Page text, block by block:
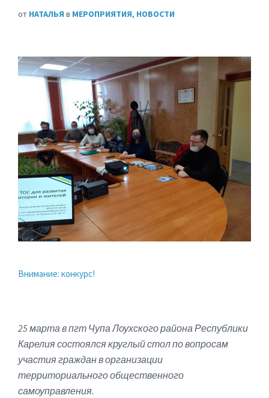
от НАТАЛЬЯ в МЕРОПРИЯТИЯ, НОВОСТИ
Внимание: конкурс!
25 марта в пгт Чупа Лоухского района Республики
Карелия состоялся круглый стол по вопросам
участия граждан в организации
территориального общественного
самоуправления.